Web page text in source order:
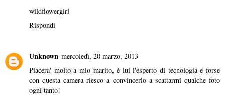
wildflowergirl
Rispondi
Unknown mercoledì, 20 marzo, 2013
Piacera' molto a mio marito, è lui l'esperto di tecnologia e forse
con questa camera riesco a convincerlo a scattarmi qualche foto
ogni tanto!